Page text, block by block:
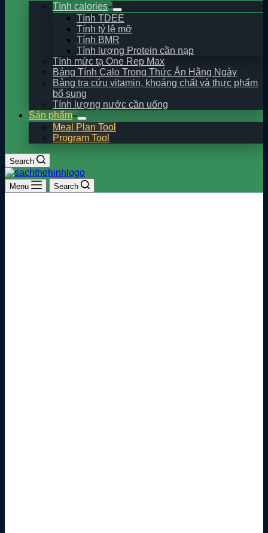
Tính calories
Tính TDEE
Tính tỷ lệ mỡ
Tính BMR
Tính lượng Protein cần nạp
Tính mức tạ One Rep Max
Bảng Tính Calo Trong Thức Ăn Hằng Ngày
Bảng tra cứu vitamin, khoáng chất và thực phẩm
bổ sung
Tính lượng nước cần uống
Sản phẩm
Meal Plan Tool
Program Tool
Search
Menu Search